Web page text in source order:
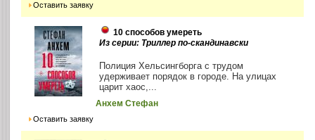
Оставить заявку
10 способов умереть
Из серии: Триллер по-скандинавски
Полиция Хельсингборга с трудом
удерживает порядок в городе. На улицах
царит хаос,...
Анхем Стефан
Оставить заявку